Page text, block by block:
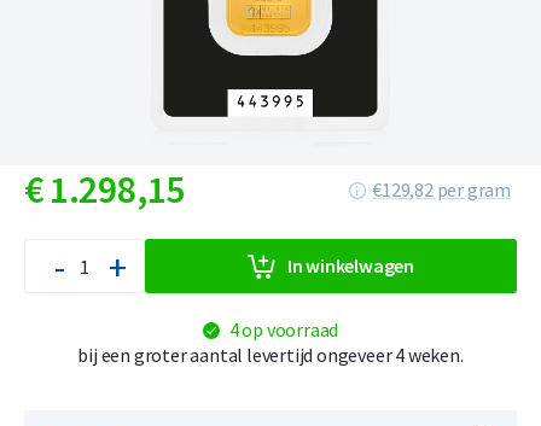
€1.298,15 €129,82 per gram
- + In winkelwagen
4 op voorraad
bij een groter aantal levertijd ongeveer 4 weken.